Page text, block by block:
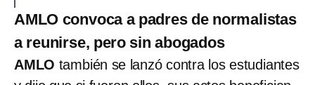
AMLO convoca a padres de normalistas
a reunirse, pero sin abogados
AMLO también se lanzó contra los estudiantes